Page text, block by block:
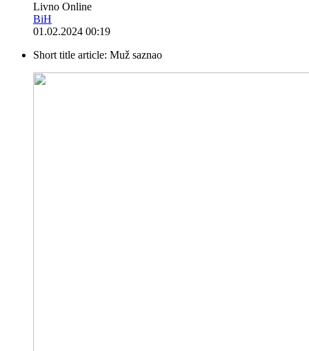
Livno Online
BiH
01.02.2024 00:19
Short title article: Muž saznao